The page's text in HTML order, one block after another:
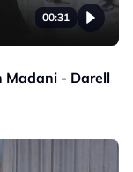
00:31
Madani - Darell